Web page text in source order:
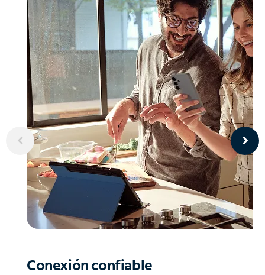
Conexión confiable